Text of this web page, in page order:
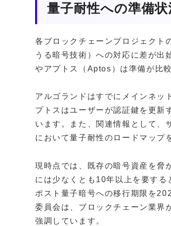
量子耐性への準備
各ブロックチェーンプロジェクト
うる暗号技術）への対応に差が出
やアプトス（Aptos）は準備が比
アルゴランドはすでにメインネッ
プトスはユーザーが認証鍵を更新
います。また、関連情報として、
において量子耐性のロードマップ
現時点では、既存の暗号資産を脅
には少なくとも10年以上を要す
ポスト量子暗号への移行期限を
委員会は、ブロックチェーン業界
強調しています。